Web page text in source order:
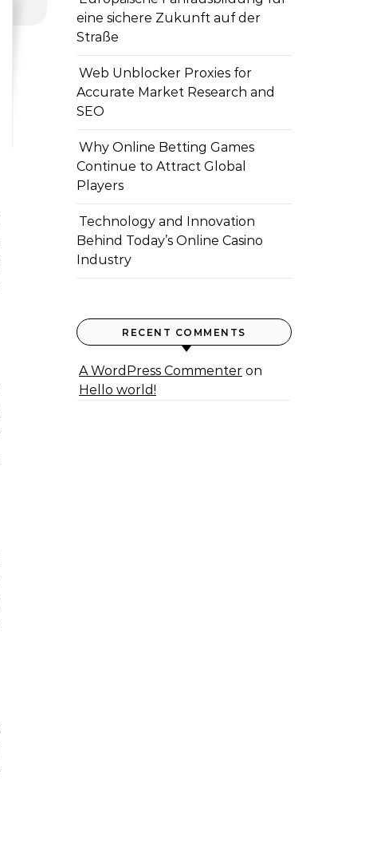
eine sichere Zukunft auf der
Straße
Web Unblocker Proxies for
Accurate Market Research and
SEO
Why Online Betting Games
Continue to Attract Global
Players
Technology and Innovation
Behind Today’s Online Casino
Industry
RECENT COMMENTS
A WordPress Commenter on
Hello world!